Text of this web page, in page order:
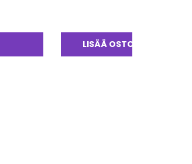
LISÄÄ OSTOSKORIIN